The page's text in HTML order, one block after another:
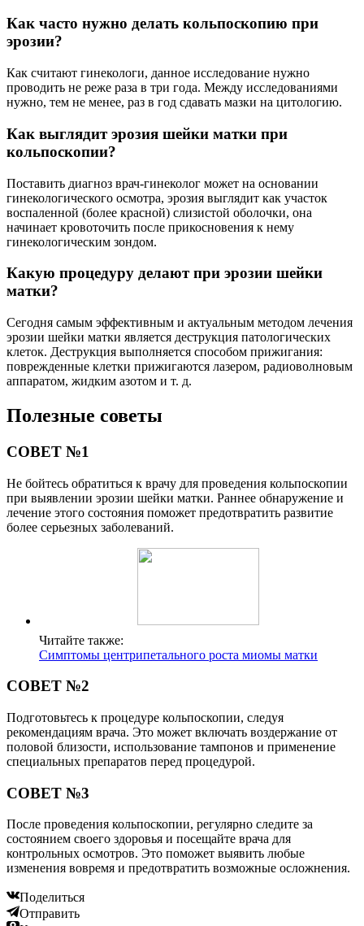
Как часто нужно делать кольпоскопию при
эрозии?
Как считают гинекологи, данное исследование нужно
проводить не реже раза в три года. Между исследованиями
нужно, тем не менее, раз в год сдавать мазки на цитологию.
Как выглядит эрозия шейки матки при
кольпоскопии?
Поставить диагноз врач-гинеколог может на основании
гинекологического осмотра, эрозия выглядит как участок
воспаленной (более красной) слизистой оболочки, она
начинает кровоточить после прикосновения к нему
гинекологическим зондом.
Какую процедуру делают при эрозии шейки
матки?
Сегодня самым эффективным и актуальным методом лечения
эрозии шейки матки является деструкция патологических
клеток. Деструкция выполняется способом прижигания:
поврежденные клетки прижигаются лазером, радиоволновым
аппаратом, жидким азотом и т. д.
Полезные советы
СОВЕТ №1
Не бойтесь обратиться к врачу для проведения кольпоскопии
при выявлении эрозии шейки матки. Раннее обнаружение и
лечение этого состояния поможет предотвратить развитие
более серьезных заболеваний.
Читайте также:
Симптомы центрипетального роста миомы матки
СОВЕТ №2
Подготовьтесь к процедуре кольпоскопии, следуя
рекомендациям врача. Это может включать воздержание от
половой близости, использование тампонов и применение
специальных препаратов перед процедурой.
СОВЕТ №3
После проведения кольпоскопии, регулярно следите за
состоянием своего здоровья и посещайте врача для
контрольных осмотров. Это поможет выявить любые
изменения вовремя и предотвратить возможные осложнения.
Поделиться
Отправить